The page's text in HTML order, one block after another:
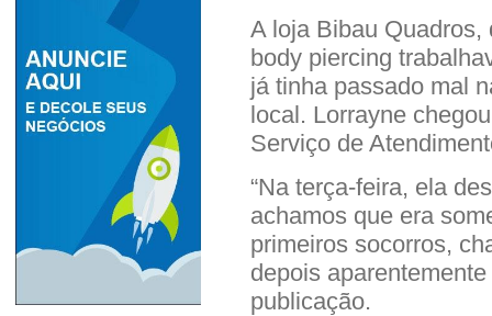
A loja Bibau Quadros,
body piercing
já tinha passado mal
local. Lorrayne
Serviço de
“Na terça-feira, ela
achamos que era
primeiros socorros,
depois
publicação.